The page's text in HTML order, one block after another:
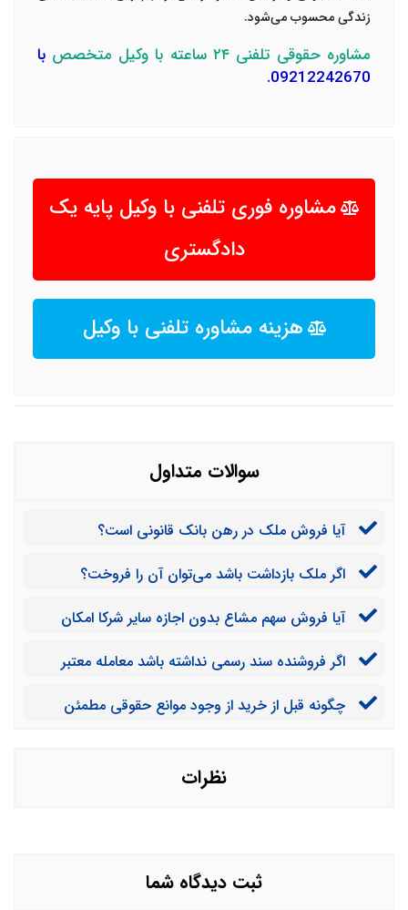
زندگی محسوب می‌شود.
مشاوره حقوقی تلفنی ۲۴ ساعته با وکیل متخصص
با
09212242670.
مشاوره فوری تلفنی با وکیل پایه یک
دادگستری
هزینه مشاوره تلفنی با وکیل
سوالات متداول
آیا فروش ملک در رهن بانک قانونی است؟
اگر ملک بازداشت باشد می‌توان آن را فروخت؟
آیا فروش سهم مشاع بدون اجازه سایر شرکا امکان
اگر فروشنده سند رسمی نداشته باشد معامله معتبر
چگونه قبل از خرید از وجود موانع حقوقی مطمئن
نظرات
ثبت دیدگاه شما